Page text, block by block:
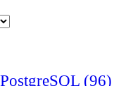
PostgreSQL (96)